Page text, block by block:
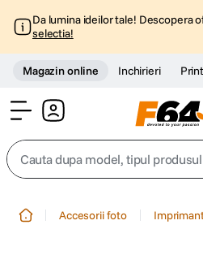
Da lumina ideilor tale! Descopera
selectia!
Magazin online Inchirieri
Cauta dupa model, tipul produsului,
Accesorii foto